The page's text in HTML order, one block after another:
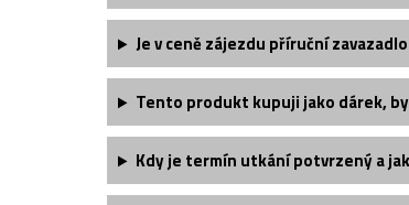
Je v ceně zájezdu příruční
Tento produkt kupuji jako dárek,
Kdy je termín utkání potvrzený a